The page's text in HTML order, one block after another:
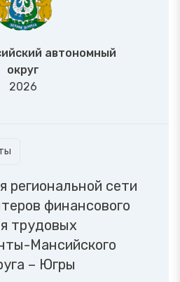
автономный
округ
2026
региональной сети
финансового
трудовых
Мансийского
– Югры